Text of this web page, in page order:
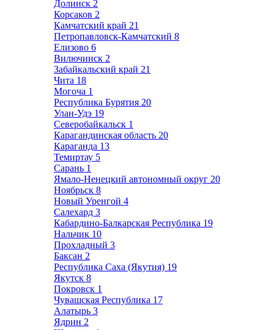
Долинск 2
Корсаков 2
Камчатский край 21
Петропавловск-Камчатский 8
Елизово 6
Вилючинск 2
Забайкальский край 21
Чита 18
Могоча 1
Республика Бурятия 20
Улан-Удэ 19
Северобайкальск 1
Карагандинская область 20
Караганда 13
Темиртау 5
Сарань 1
Ямало-Ненецкий автономный округ 20
Ноябрьск 8
Новый Уренгой 4
Салехард 3
Кабардино-Балкарская Республика 19
Нальчик 10
Прохладный 3
Баксан 2
Республика Саха (Якутия) 19
Якутск 8
Покровск 1
Чувашская Республика 17
Алатырь 3
Ядрин 2